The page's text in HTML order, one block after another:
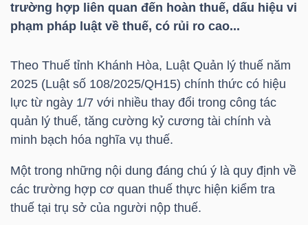
trường hợp liên quan đến hoàn thuế, dấu hiệu vi
phạm pháp luật về thuế, có rủi ro cao...
Theo Thuế tỉnh Khánh Hòa, Luật Quản lý thuế năm
2025 (Luật số 108/2025/QH15) chính thức có hiệu
lực từ ngày 1/7 với nhiều thay đổi trong công tác
quản lý thuế, tăng cường kỷ cương tài chính và
minh bạch hóa nghĩa vụ thuế.
Một trong những nội dung đáng chú ý là quy định về
các trường hợp cơ quan thuế thực hiện kiểm tra
thuế tại trụ sở của người nộp thuế.
BẤT
ĐỘNG
TÀI
CHÍNH
HÀNG